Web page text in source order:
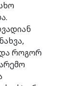
და როგორ